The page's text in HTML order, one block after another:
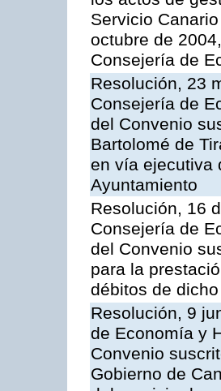
Servicio
octubre de
Consejería de
Resolución, 23
Consejería de
del Convenio
Bartolomé de
en vía ejecutiva
Ayuntamiento
Resolución, 16
Consejería de
del Convenio
para la
débitos de
Resolución, 9
de Economía y
Convenio
Gobierno de